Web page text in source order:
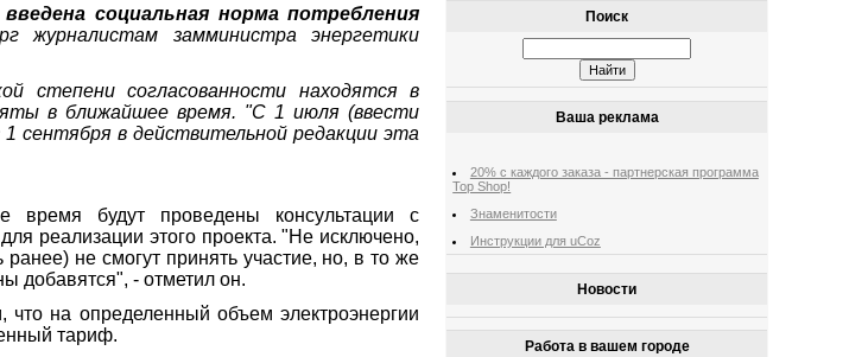
введена социальная норма потребления
журналистам замминистра энергетики
степени согласованности находятся в
в ближайшее время. "С 1 июля (ввести
сентября в действительной редакции эта
время будут проведены консультации с
реализации этого проекта. "Не исключено,
не смогут принять участие, но, в то же
добавятся", - отметил он.
на определенный объем электроэнергии
тариф.
Поиск
Ваша реклама
20% с каждого заказа - партнерская программа
Top Shop!
Знаменитости
Инструкции для uCoz
Новости
Работа в вашем городе